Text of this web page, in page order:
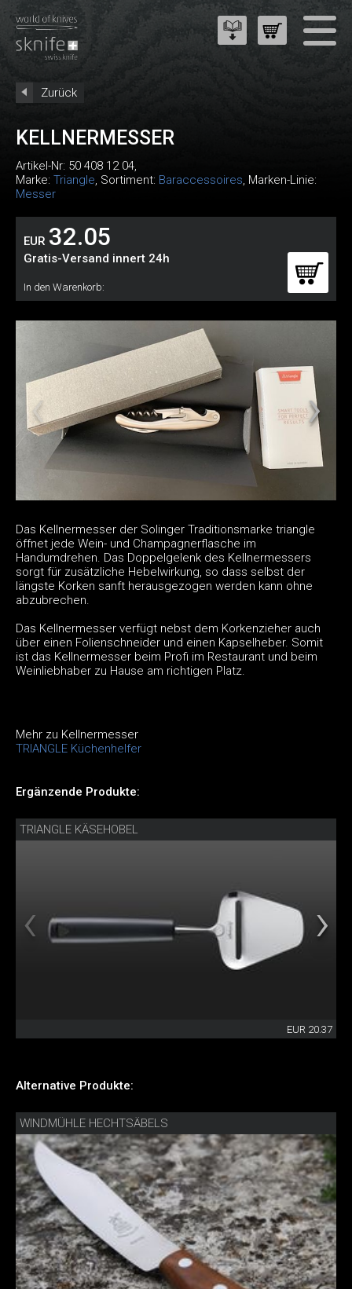
Zurück
KELLNERMESSER
Artikel-Nr: 50 408 12 04,
Marke: Triangle, Sortiment: Baraccessoires, Marken-Linie:
Messer
EUR 32.05
Gratis-Versand innert 24h
In den Warenkorb:
Das Kellnermesser der Solinger Traditionsmarke triangle
öffnet jede Wein- und Champagnerflasche im
Handumdrehen. Das Doppelgelenk des Kellnermessers
sorgt für zusätzliche Hebelwirkung, so dass selbst der
längste Korken sanft herausgezogen werden kann ohne
abzubrechen.
Das Kellnermesser verfügt nebst dem Korkenzieher auch
über einen Folienschneider und einen Kapselheber. Somit
ist das Kellnermesser beim Profi im Restaurant und beim
Weinliebhaber zu Hause am richtigen Platz.
Mehr zu Kellnermesser
TRIANGLE Küchenhelfer
Ergänzende Produkte:
TRIANGLE KÄSEHOBEL
EUR 20.37
Alternative Produkte:
WINDMÜHLE HECHTSÄBELS